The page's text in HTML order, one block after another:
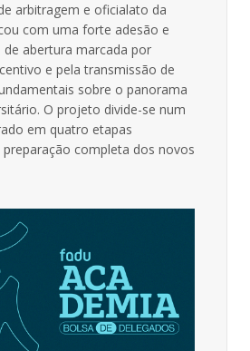
arbitragem e oficialato da
com uma forte adesão e
abertura marcada por
e pela transmissão de
sobre o panorama
O projeto divide-se num
em quatro etapas
preparação completa dos novos